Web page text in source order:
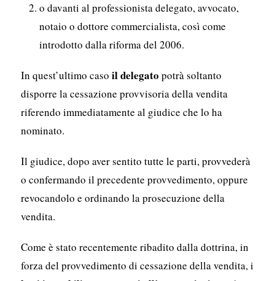
o davanti al professionista delegato, avvocato,
notaio o dottore commercialista, così come
introdotto dalla riforma del 2006.
In quest’ultimo caso il delegato potrà soltanto
disporre la cessazione provvisoria della vendita
riferendo immediatamente al giudice che lo ha
nominato.
Il giudice, dopo aver sentito tutte le parti, provvederà
o confermando il precedente provvedimento, oppure
revocandolo e ordinando la prosecuzione della
vendita.
Come è stato recentemente ribadito dalla dottrina, in
forza del provvedimento di cessazione della vendita, i